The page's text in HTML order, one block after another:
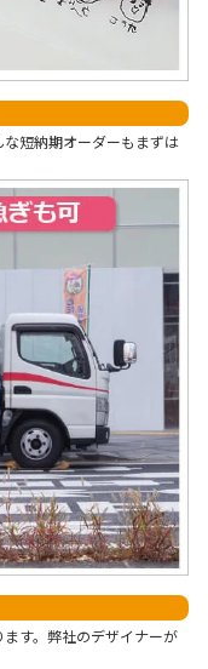
短納期オーダーもまずは
す。弊社のデザイナーが